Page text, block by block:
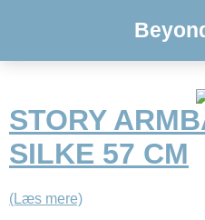
STORY
SILKE 57 CM
(Læs mere)